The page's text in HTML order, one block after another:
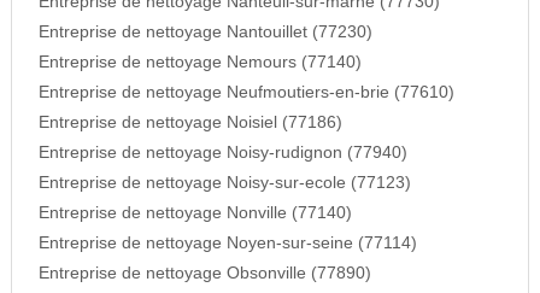
Entreprise de nettoyage Nantouillet (77230)
Entreprise de nettoyage Nemours (77140)
Entreprise de nettoyage Neufmoutiers-en-brie (77610)
Entreprise de nettoyage Noisiel (77186)
Entreprise de nettoyage Noisy-rudignon (77940)
Entreprise de nettoyage Noisy-sur-ecole (77123)
Entreprise de nettoyage Nonville (77140)
Entreprise de nettoyage Noyen-sur-seine (77114)
Entreprise de nettoyage Obsonville (77890)